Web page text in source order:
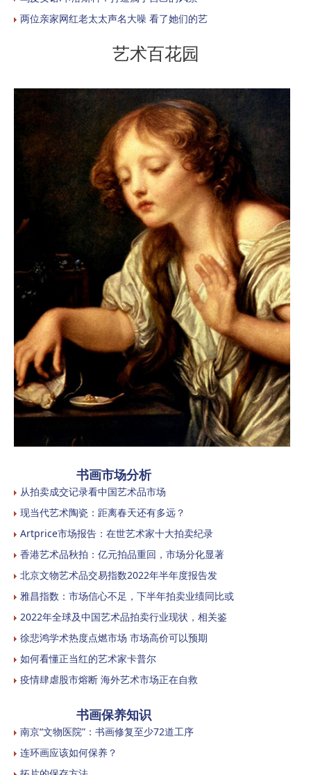
两位亲家网红老太太声名大噪 看了她们的艺
艺术百花园
书画市场分析
从拍卖成交记录看中国艺术品市场
现当代艺术陶瓷：距离春天还有多远？
Artprice市场报告：在世艺术家十大拍卖纪录
香港艺术品秋拍：亿元拍品重回，市场分化显著
北京文物艺术品交易指数2022年半年度报告发
雅昌指数：市场信心不足，下半年拍卖业绩同比或
2022年全球及中国艺术品拍卖行业现状，相关鉴
徐悲鸿学术热度点燃市场 市场高价可以预期
如何看懂正当红的艺术家卡普尔
疫情肆虐股市熔断 海外艺术市场正在自救
书画保养知识
南京“文物医院”：书画修复至少72道工序
连环画应该如何保养？